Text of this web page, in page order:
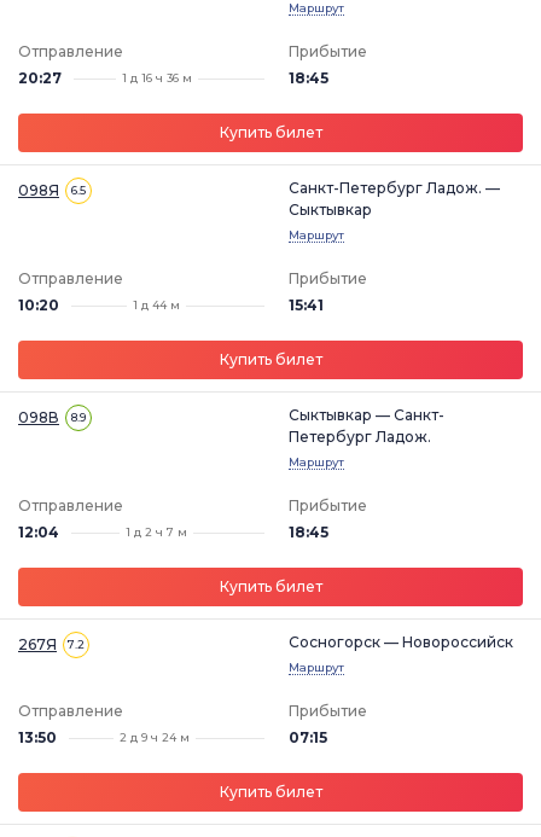
Маршрут
Отправление
20:27
1 д 16 ч 36 м
Прибытие
18:45
Купить билет
098Я 6.5
Санкт-Петербург Ладож. —
Сыктывкар
Маршрут
Отправление
10:20
1 д 44 м
Прибытие
15:41
Купить билет
098В 8.9
Сыктывкар — Санкт-
Петербург Ладож.
Маршрут
Отправление
12:04
1 д 2 ч 7 м
Прибытие
18:45
Купить билет
267Я 7.2 Сосногорск — Новороссийск
Маршрут
Отправление
13:50
2 д 9 ч 24 м
Прибытие
07:15
Купить билет